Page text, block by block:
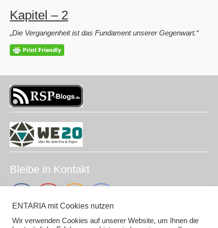
Kapitel – 2
„Die Vergangenheit ist das Fundament unserer Gegenwart.“
Bleibe in Kontakt
ENTARIA mit Cookies nutzen
Wir verwenden Cookies auf unserer Website, um Ihnen die